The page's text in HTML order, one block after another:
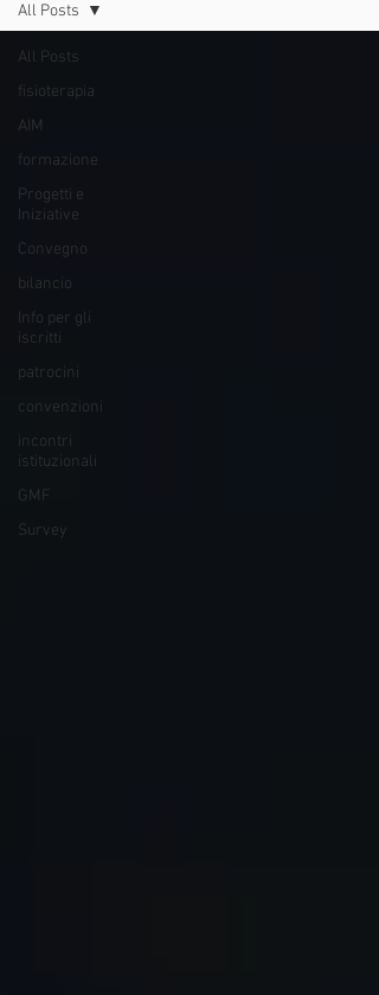
All Posts
fisioterapia
AIM
formazione
Progetti e
Iniziative
Convegno
bilancio
Info per gli
iscritti
patrocini
convenzioni
incontri
istituzionali
GMF
Survey
All Posts